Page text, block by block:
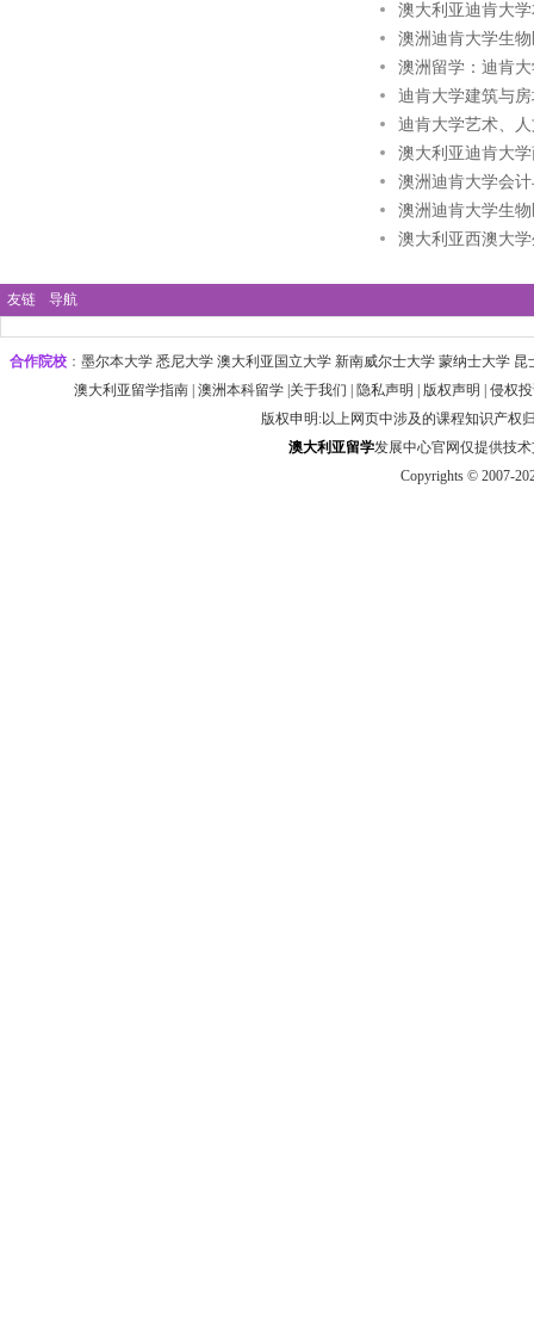
澳大利亚迪肯大
澳洲迪肯大学生
澳洲留学：迪肯
迪肯大学建筑与
迪肯大学艺术、
澳大利亚迪肯大
澳洲迪肯大学会
澳洲迪肯大学生
澳大利亚西澳大
友链 导航
合作院校 ： 墨尔本大学‌ 悉尼大学 澳大利亚国立大学 ‌新南威尔士大学 ‌蒙纳士大学 昆
澳大利亚留学指南 澳洲本科留学 关于我们 隐私声明 版权声明
侵权
版权申明:以上网页中涉及的课程知识产权
澳大利亚留学发展中心官网仅提供技术
Copyrights © 2007-